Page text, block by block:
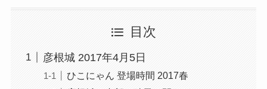
目次
彦根城 2017年4月5日
ひこにゃん 登場時間 2017春